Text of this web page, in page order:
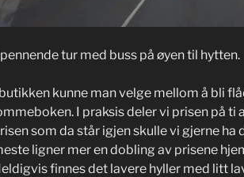
tur med buss på øyen til hytten.
kunne man velge mellom å bli
I praksis deler vi prisen på ti
som da står igjen skulle vi gjerne ha
ligner mer en dobling av prisene
finnes det lavere hyller med litt